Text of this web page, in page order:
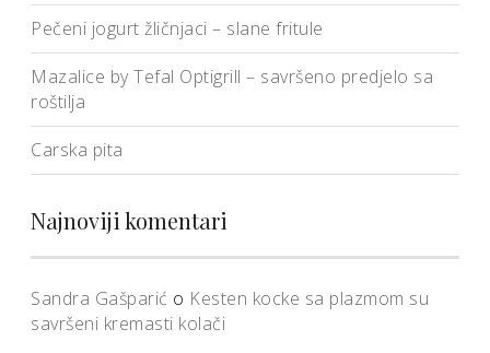
Pečeni jogurt žličnjaci – slane fritule
Mazalice by Tefal Optigrill – savršeno predjelo sa
roštilja
Carska pita
Najnoviji komentari
Sandra Gašparić o Kesten kocke sa plazmom su
savršeni kremasti kolači